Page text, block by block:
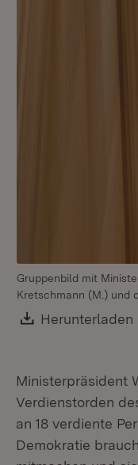
Gruppenbild mit
Kretschmann (M.) und
Download:
Herunterladen
Ministerpräsident
Verdienstorden
an 18 verdiente
Demokratie